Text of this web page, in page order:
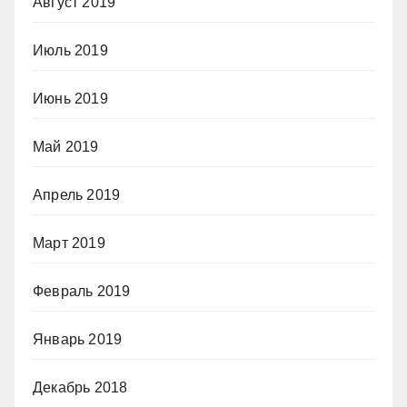
Июль 2019
Июнь 2019
Май 2019
Апрель 2019
Март 2019
Февраль 2019
Январь 2019
Декабрь 2018